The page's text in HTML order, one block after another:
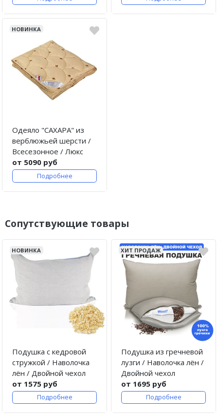
НОВИНКА
Одеяло "САХАРА" из
верблюжьей шерсти /
Всесезонное / Люкс
от 5090 руб
Подробнее
Сопутствующие товары
НОВИНКА
Подушка с кедровой
стружкой / Наволочка
лён / Двойной чехол
от 1575 руб
Подробнее
ХИТ ПРОДАЖ
Подушка из гречневой
лузги / Наволочка лён /
Двойной чехол
от 1695 руб
Подробнее